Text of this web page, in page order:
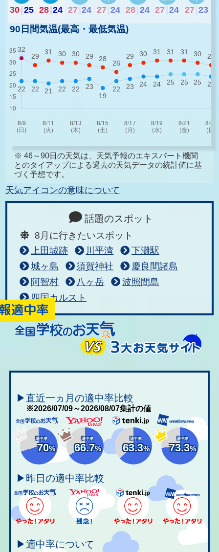
30|25 28|24 27 24 27 24 28 24 27 24 27 23
90日間気温(最高・最低気温)
※ 46～90日の天気は、天気予報のエキスパート機関
とのタイアップによる過去の天気データの統計値に基
づく予想です。
天気アイコンの意味について
話題のスポット
8月に行きたいスポット
上田城跡
川平湾
下灘駅
城ヶ島
須賀神社
慶良間諸島
阿智村
八ヶ岳
波照間島
四国カルスト
▶直近一ヵ月の適中率比較
※2026/07/09～2026/08/07集計の値
適中率
70%
適中率
66.7%
適中率
63.3%
適中率
73.3%
▶昨日の適中率比較
▶適中率について